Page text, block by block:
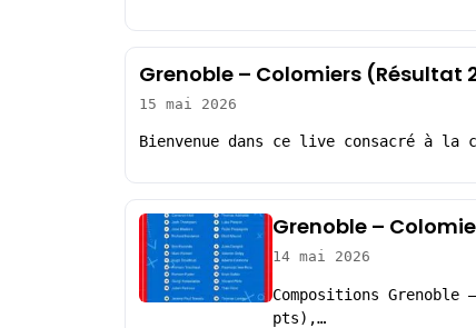
Grenoble – Colomiers (Résultat
15 mai 2026
Bienvenue dans ce live consacré à la
Grenoble –
14 mai 2026
Compositions
pts),…